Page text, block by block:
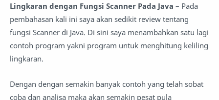
Lingkaran dengan Fungsi Scanner Pada Java – Pada
pembahasan kali ini saya akan sedikit review tentang
fungsi Scanner di Java. Di sini saya menambahkan satu lagi
contoh program yakni program untuk menghitung keliling
lingkaran.
Dengan dengan semakin banyak contoh yang telah sobat
coba dan analisa maka akan semakin pesat pula